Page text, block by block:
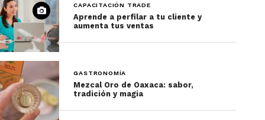
CAPACITACIÓN TRADE
Aprende a perfilar a tu cliente y
aumenta tus ventas
GASTRONOMÍA
Mezcal Oro de Oaxaca: sabor,
tradición y magia